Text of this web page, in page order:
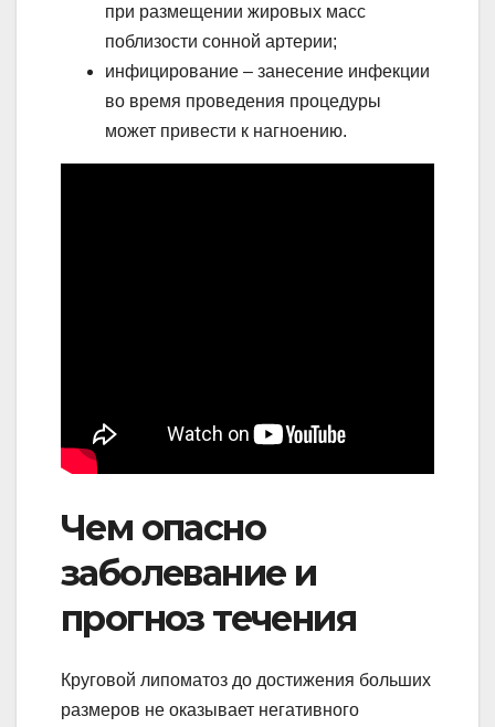
при размещении жировых масс
поблизости сонной артерии;
инфицирование – занесение инфекции
во время проведения процедуры
может привести к нагноению.
Чем опасно
заболевание и
прогноз течения
Круговой липоматоз до достижения больших
размеров не оказывает негативного